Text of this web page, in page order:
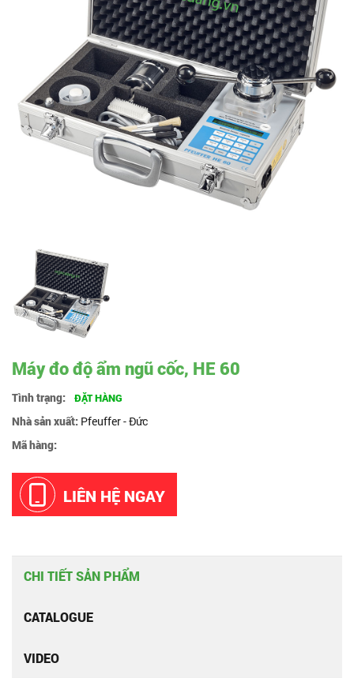
Máy đo độ ẩm ngũ cốc, HE 60
Tình trạng: ĐẶT HÀNG
Nhà sản xuất: Pfeuffer - Đức
Mã hàng:
LIÊN HỆ NGAY
CHI TIẾT SẢN PHẨM
CATALOGUE
VIDEO